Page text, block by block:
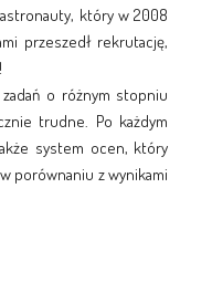
który w 2008
przeszedł rekrutację,
o różnym stopniu
trudne. Po każdym
system ocen, który
porównaniu z wynikami